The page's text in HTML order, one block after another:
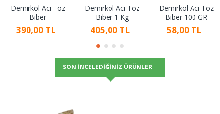
Demirkol Acı Toz
Biber
390,00 TL
Demirkol Acı Toz
Biber 1 Kg
405,00 TL
Demirkol Acı Toz
Biber 100 GR
58,00 TL
SON İNCELEDIĞINIZ ÜRÜNLER